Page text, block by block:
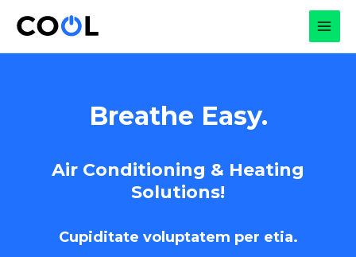
Breathe Easy.
Air Conditioning & Heating
Solutions!
Cupiditate voluptatem per etia.